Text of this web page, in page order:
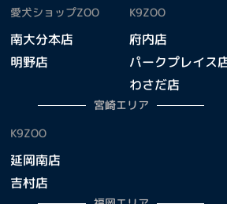
愛犬ショップZOO
南大分本店
明野店
K9ZOO
府内店
パークプレイス
わさだ店
宮崎エリア
K9ZOO
延岡南店
吉村店